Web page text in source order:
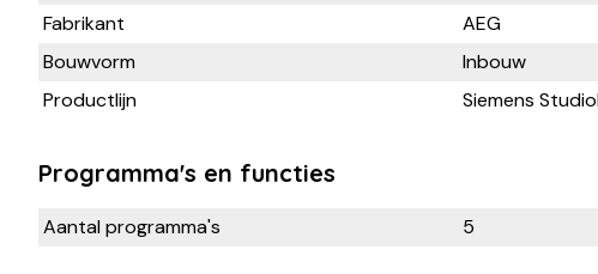
Fabrikant
AEG
Bouwvorm
Inbouw
Productlijn
Siemens
Programma's en functies
Aantal programma's 5